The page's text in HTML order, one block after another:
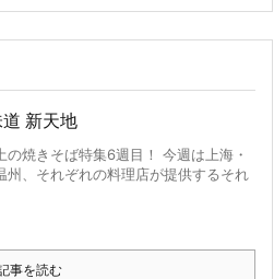
道 新天地
の焼きそば特集6週目！ 今週は上海・
州、それぞれの料理店が提供するそれ
事を読む